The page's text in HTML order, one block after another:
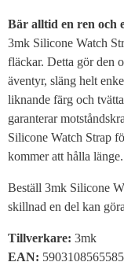
Bär alltid en ren och
3mk Silicone Watch
fläckar. Detta gör den
äventyr, släng helt
liknande färg och
garanterar
Silicone Watch Strap
kommer att hålla länge.
Beställ 3mk Silicone
skillnad en del kan
Tillverkare: 3mk
EAN: 5903108565585